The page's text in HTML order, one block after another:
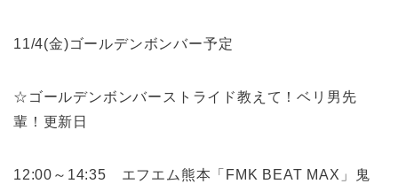
11/4(金)ゴールデンボンバー予定
☆ゴールデンボンバーストライド教えて！ベリ男先
輩！更新日
12:00～14:35 エフエム熊本「FMK BEAT MAX」鬼